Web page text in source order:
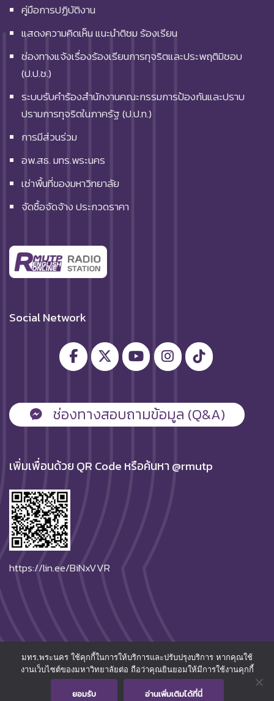
คู่มือการปฏิบัติงาน
แสดงความคิดเห็น แนะนำติชม ร้องเรียน
ช่องทางแจ้งเรื่องร้องเรียนการทุจริตและประพฤติมิชอบ
(ป.ป.ช.)
ระบบรับคำร้องสำนักงานคณะกรรมการป้องกันและปราบ
ปรามการทุจริตในภาครัฐ (ป.ป.ท.)
การมีส่วนร่วม
อพ.สธ. มทร.พระนคร
เช่าพื้นที่ของมหาวิทยาลัย
จัดซื้อจัดจ้าง ประกวดราคา
Social Network
ช่องทางสอบถามข้อมูล (Q&A)
เพิ่มเพื่อนด้วย QR Code หรือค้นหา @rmutp
https://lin.ee/BiNxVVR
© 2026Rajamangala University of Technology Phra
All Rights Reserved.
มทร.พระนคร ใช้คุกกี้ในการให้บริการและปรับปรุงบริการ หากคุณใช้
งานเว็บไซต์ของมหาวิทยาลัยต่อ ถือว่าคุณยินยอมให้มีการใช้งานคุกกี้
ยอมรับ อ่านเพิ่มเติมได้ที่นี่